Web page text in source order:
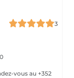
3
vous au +352